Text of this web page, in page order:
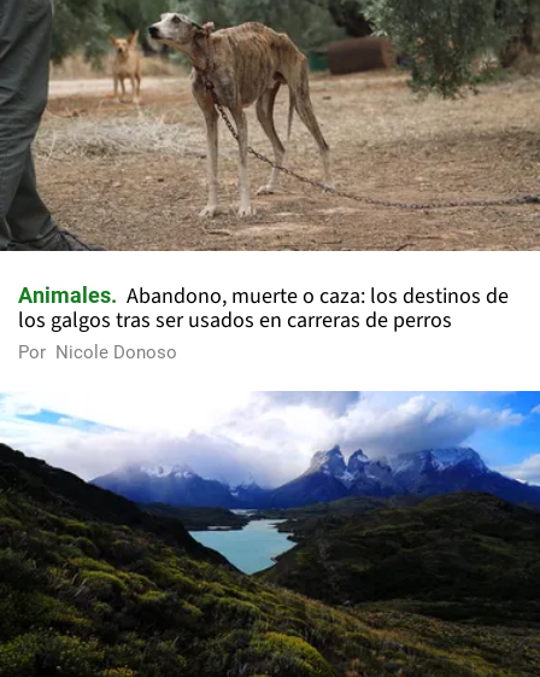
Animales
Abandono, muerte o caza: los destinos de
los galgos tras ser usados en carreras de perros
Por Nicole Donoso